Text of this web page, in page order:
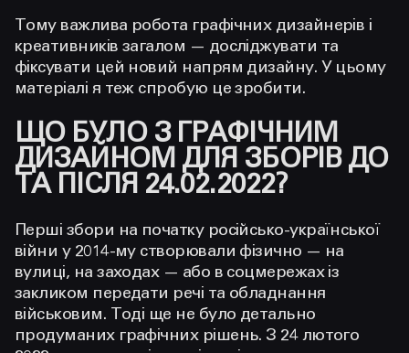
Тому важлива робота графічних дизайнерів і
креативників загалом — досліджувати та
фіксувати цей новий напрям дизайну. У цьому
матеріалі я теж спробую це зробити.
ЩО БУЛО З ГРАФІЧНИМ
ДИЗАЙНОМ ДЛЯ ЗБОРІВ ДО
ТА ПІСЛЯ 24.02.2022?
Перші збори на початку російсько-української
війни у 2014-му створювали фізично — на
вулиці, на заходах — або в соцмережах із
закликом передати речі та обладнання
військовим. Тоді ще не було детально
продуманих графічних рішень. З 24 лютого